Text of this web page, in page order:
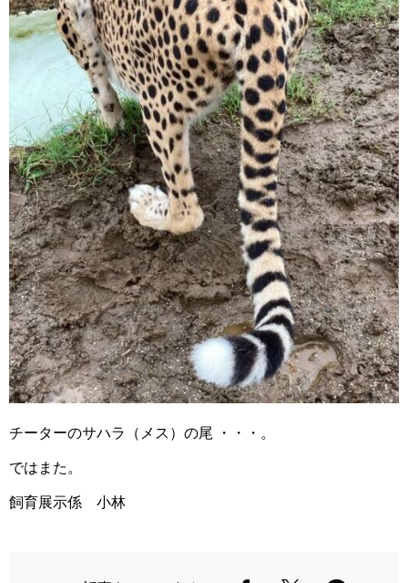
チーターのサハラ（メス）の尾 ・・・。
ではまた。
飼育展示係 小林